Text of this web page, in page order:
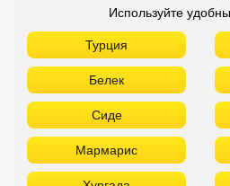
Хургада
ОАЭ
ТОП лучших
Используйте